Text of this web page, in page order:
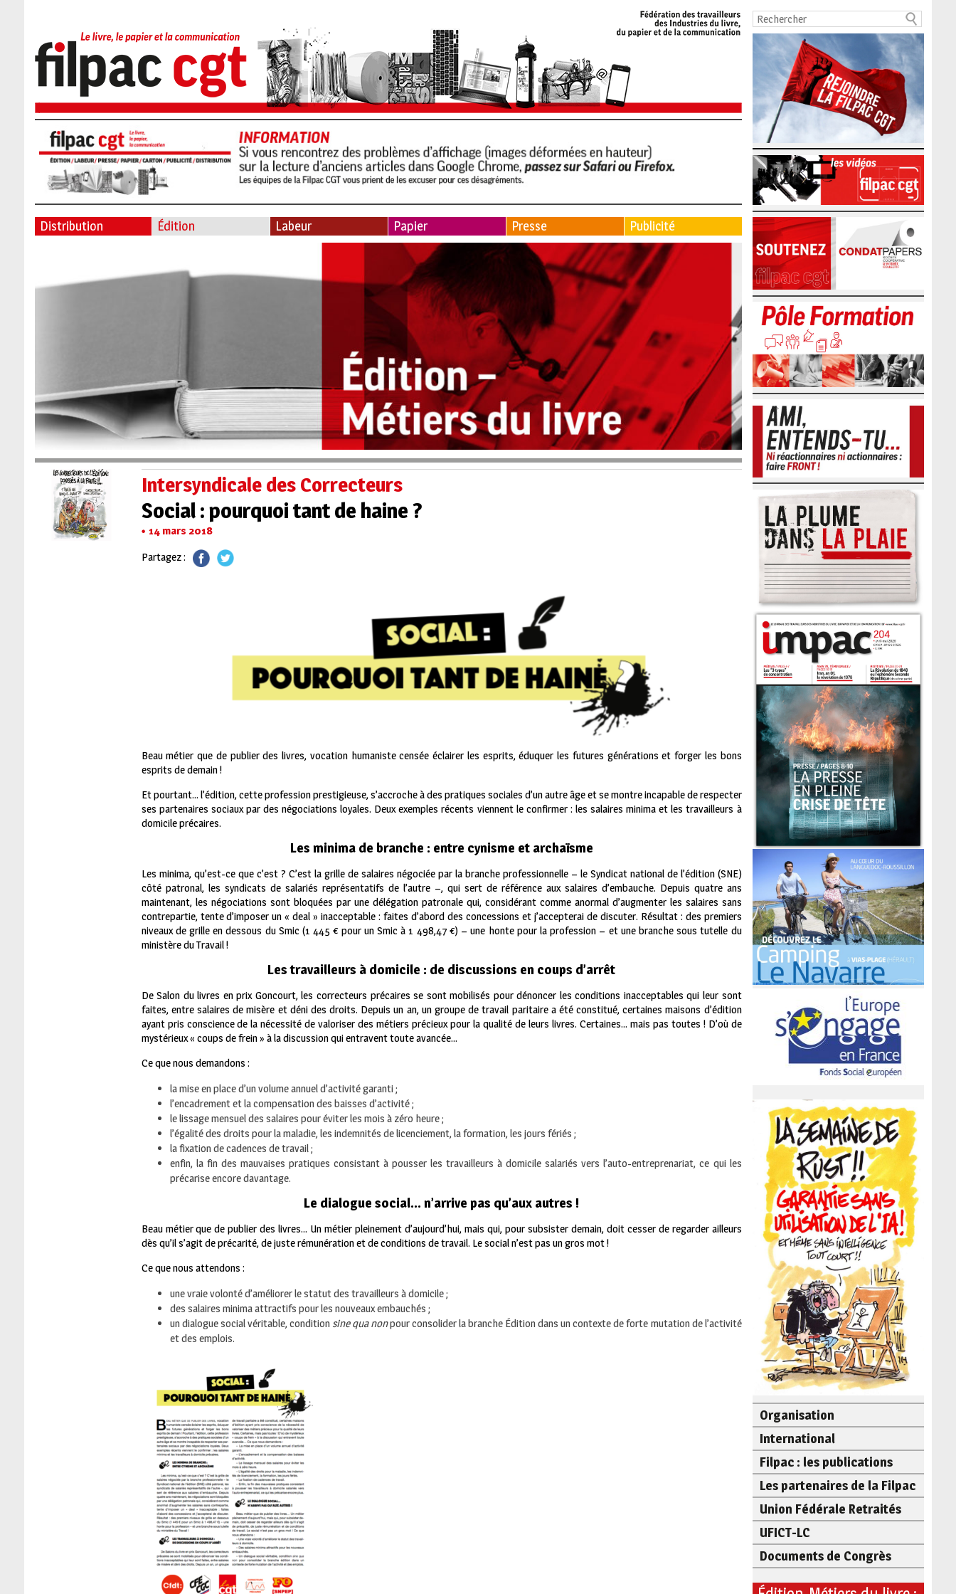
Distribution Édition Labeur Papier Presse Publicité
Intersyndicale des Correcteurs
Social : pourquoi tant de haine ?
14 mars 2018
Partagez :
Beau métier que de publier des livres, vocation humaniste censée éclairer les esprits, éduquer les futures générations et forger les bons
esprits de demain !
Et pourtant… l’édition, cette profession prestigieuse, s’accroche à des pratiques sociales d’un autre âge et se montre incapable de respecter
ses partenaires sociaux par des négociations loyales. Deux exemples récents viennent le confirmer : les salaires minima et les travailleurs à
domicile précaires.
Les minima de branche : entre cynisme et archaïsme
Les minima, qu’est-ce que c’est ? C’est la grille de salaires négociée par la branche professionnelle – le Syndicat national de l’édition (SNE)
côté patronal, les syndicats de salariés représentatifs de l’autre –, qui sert de référence aux salaires d’embauche. Depuis quatre ans
maintenant, les négociations sont bloquées par une délégation patronale qui, considérant comme anormal d’augmenter les salaires sans
contrepartie, tente d’imposer un « deal » inacceptable : faites d’abord des concessions et j’accepterai de discuter. Résultat : des premiers
niveaux de grille en dessous du Smic (1 445 € pour un Smic à 1 498,47 €) – une honte pour la profession – et une branche sous tutelle du
ministère du Travail !
Les travailleurs à domicile : de discussions en coups d’arrêt
De Salon du livres en prix Goncourt, les correcteurs précaires se sont mobilisés pour dénoncer les conditions inacceptables qui leur sont
faites, entre salaires de misère et déni des droits. Depuis un an, un groupe de travail paritaire a été constitué, certaines maisons d’édition
ayant pris conscience de la nécessité de valoriser des métiers précieux pour la qualité de leurs livres. Certaines… mais pas toutes ! D’où de
mystérieux « coups de frein » à la discussion qui entravent toute avancée…
Ce que nous demandons :
la mise en place d’un volume annuel d’activité garanti ;
l’encadrement et la compensation des baisses d’activité ;
le lissage mensuel des salaires pour éviter les mois à zéro heure ;
l’égalité des droits pour la maladie, les indemnités de licenciement, la formation, les jours fériés ;
la fixation de cadences de travail ;
enfin, la fin des mauvaises pratiques consistant à pousser les travailleurs à domicile salariés vers l’auto-entreprenariat, ce qui les
précarise encore davantage.
Le dialogue social… n’arrive pas qu’aux autres !
Beau métier que de publier des livres… Un métier pleinement d’aujourd’hui, mais qui, pour subsister demain, doit cesser de regarder ailleurs
dès qu’il s’agit de précarité, de juste rémunération et de conditions de travail. Le social n’est pas un gros mot !
Ce que nous attendons :
une vraie volonté d’améliorer le statut des travailleurs à domicile ;
des salaires minima attractifs pour les nouveaux embauchés ;
un dialogue social véritable, condition sine qua nonpour consolider la branche Édition dans un contexte de forte mutation de l’activité
et des emplois.
Organisation
International
Filpac : les publications
Les partenaires de la Filpac
Union Fédérale Retraités
UFICT-LC
Documents de Congrès